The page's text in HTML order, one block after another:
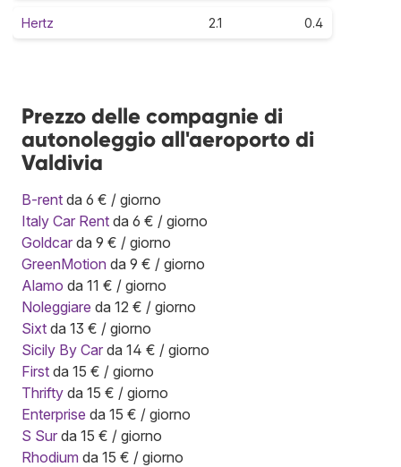
Hertz 2.1 0.4
Prezzo delle compagnie di
autonoleggio all'aeroporto di
Valdivia
B-rent da 6 € / giorno
Italy Car Rent da 6 € / giorno
Goldcar da 9 € / giorno
GreenMotion da 9 € / giorno
Alamo da 11 € / giorno
Noleggiare da 12 € / giorno
Sixt da 13 € / giorno
Sicily By Car da 14 € / giorno
First da 15 € / giorno
Thrifty da 15 € / giorno
Enterprise da 15 € / giorno
S Sur da 15 € / giorno
Rhodium da 15 € / giorno